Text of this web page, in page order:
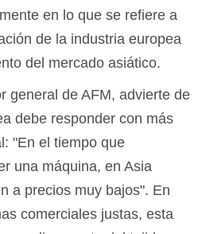
en lo que se refiere a
de la industria europea
del mercado asiático.
general de AFM, advierte de
debe responder con más
"En el tiempo que
una máquina, en Asia
a precios muy bajos". En
comerciales justas, esta